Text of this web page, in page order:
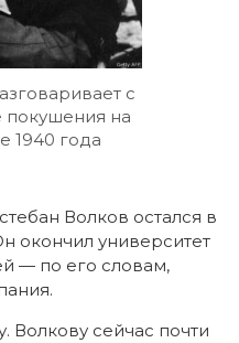
с
покушения на
1940 года
Волков остался в
окончил университет
— по его словам,
Волкову сейчас почти